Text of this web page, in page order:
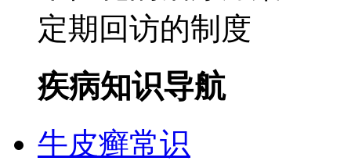
定期回访的制度
疾病知识导航
牛皮癣常识